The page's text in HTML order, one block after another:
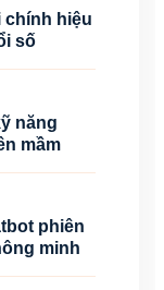
chính hiệu
số
năng
mầm
phiên
minh